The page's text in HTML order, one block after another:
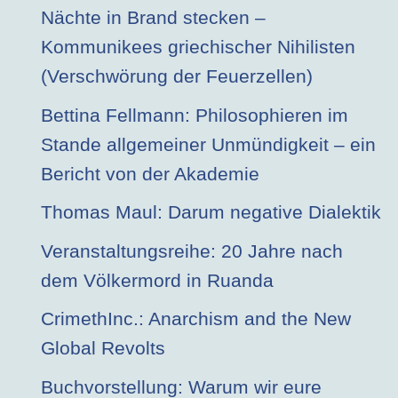
Nächte in Brand stecken –
Kommunikees griechischer Nihilisten
(Verschwörung der Feuerzellen)
Bettina Fellmann: Philosophieren im
Stande allgemeiner Unmündigkeit – ein
Bericht von der Akademie
Thomas Maul: Darum negative Dialektik
Veranstaltungsreihe: 20 Jahre nach
dem Völkermord in Ruanda
CrimethInc.: Anarchism and the New
Global Revolts
Buchvorstellung: Warum wir eure